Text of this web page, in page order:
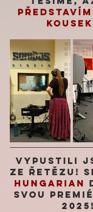
Vypustili
ze řetězu!
Hungarian
svou
2025!